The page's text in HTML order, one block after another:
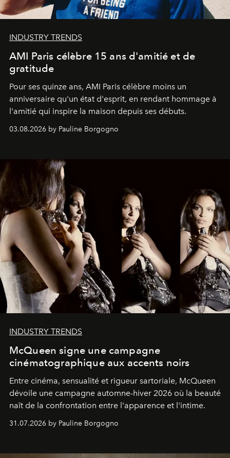
INDUSTRY TRENDS
AMI Paris célèbre 15 ans d'amitié et de
gratitude
Pour ses quinze ans, AMI Paris célèbre moins un
anniversaire qu'un état d'esprit, en rendant hommage à
l'amitié qui inspire la maison depuis ses débuts.
03.08.2026 by Pauline Borgogno
INDUSTRY TRENDS
McQueen signe une campagne
cinématographique aux accents noirs
Entre cinéma, sensualité et rigueur sartoriale, McQueen
dévoile une campagne automne-hiver 2026 où la beauté
naît de la confrontation entre l'apparence et l'intime.
31.07.2026 by Pauline Borgogno